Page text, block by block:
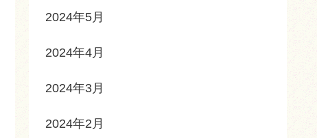
2024年5月
2024年4月
2024年3月
2024年2月